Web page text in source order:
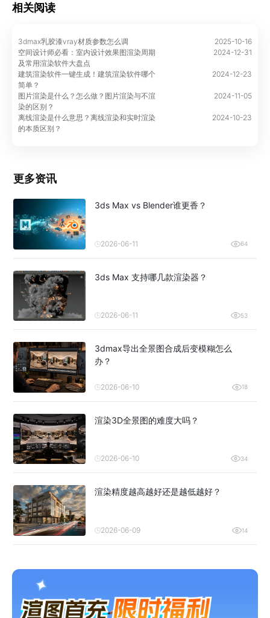
相关阅读
3dmax乳胶漆vray材质参数怎么调
2025-10-16
空间设计师必看：室内设计效果图渲染周期
及常用渲染软件大盘点
2024-12-31
建筑渲染软件一键生成！建筑渲染软件哪个
简单？
2024-12-23
图片渲染是什么？怎么做？图片渲染与不渲
染的区别？
2024-11-05
离线渲染是什么意思？离线渲染和实时渲染
的本质区别？
2024-10-23
更多资讯
3ds Max vs Blender谁更香？
2026-06-11 64
3ds Max 支持哪几款渲染器？
2026-06-11 53
3dmax导出全景图合成后变模糊怎么
办？
2026-06-10 18
渲染3D全景图的难度大吗？
2026-06-10 34
渲染精度越高越好还是越低越好？
2026-06-09 14